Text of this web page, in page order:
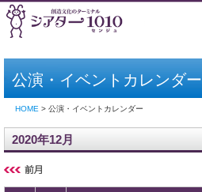
公演・イベントカレンダー
HOME > 公演・イベントカレンダー
2020年12月